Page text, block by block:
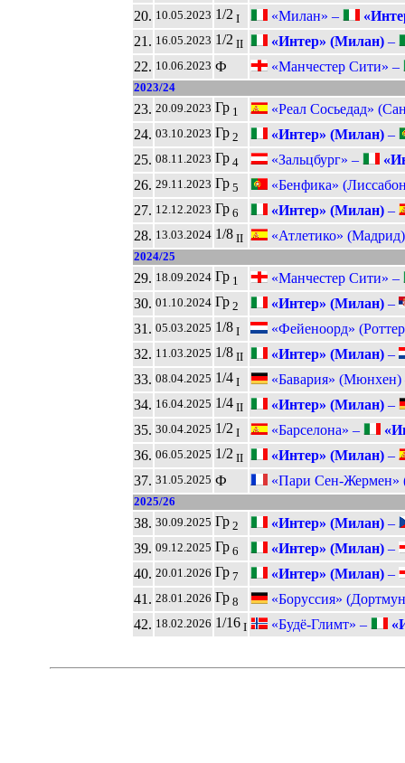
20. 10.05.2023 1/2 I «Милан» –
21. 16.05.2023 1/2 II «Интер» (Милан) –
22. 10.06.2023 Ф «Манчестер Сити» –
2023/24
23. 20.09.2023 Гр 1
«Реал Сосьедад»
24. 03.10.2023 Гр 2 «Интер» (Милан) –
25. 08.11.2023 Гр 4 «Зальцбург» –
26. 29.11.2023 Гр 5
«Бенфика»
27. 12.12.2023 Гр 6 «Интер» (Милан) –
28. 13.03.2024 1/8 II «Атлетико»
2024/25
29. 18.09.2024 Гр 1
«Манчестер Сити» –
30. 01.10.2024 Гр 2 «Интер» (Милан) –
31. 05.03.2025 1/8 I
«Фейеноорд»
32. 11.03.2025 1/8 II «Интер» (Милан) –
33. 08.04.2025 1/4 I
«Бавария»
34. 16.04.2025 1/4 II «Интер» (Милан) –
35. 30.04.2025 1/2 I «Барселона» –
36. 06.05.2025 1/2 II «Интер» (Милан) –
37. 31.05.2025 Ф «Пари Сен-
2025/26
38. 30.09.2025 Гр 2 «Интер» (Милан) –
39. 09.12.2025 Гр 6 «Интер» (Милан) –
40. 20.01.2026 Гр 7 «Интер» (Милан) –
41. 28.01.2026 Гр 8
«Боруссия»
42. 18.02.2026 1/16 I «Будё-Глимт» –